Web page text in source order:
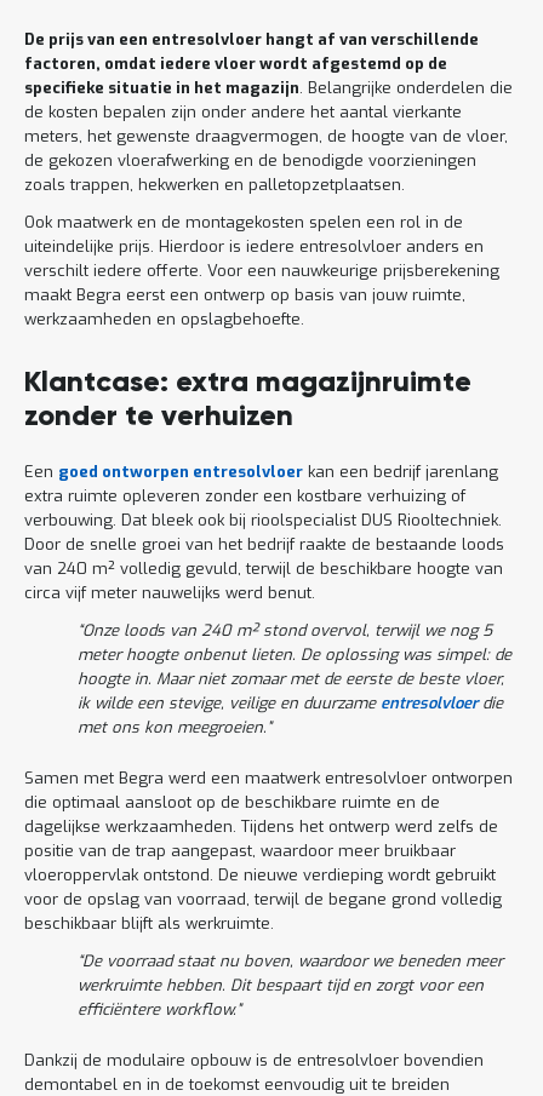
De prijs van een entresolvloer hangt af van verschillende
factoren, omdat iedere vloer wordt afgestemd op de
specifieke situatie in het magazijn. Belangrijke onderdelen die
de kosten bepalen zijn onder andere het aantal vierkante
meters, het gewenste draagvermogen, de hoogte van de vloer,
de gekozen vloerafwerking en de benodigde voorzieningen
zoals trappen, hekwerken en palletopzetplaatsen.
Ook maatwerk en de montagekosten spelen een rol in de
uiteindelijke prijs. Hierdoor is iedere entresolvloer anders en
verschilt iedere offerte. Voor een nauwkeurige prijsberekening
maakt Begra eerst een ontwerp op basis van jouw ruimte,
werkzaamheden en opslagbehoefte.
Klantcase: extra magazijnruimte
zonder te verhuizen
Een goed ontworpen entresolvloer kan een bedrijf jarenlang
extra ruimte opleveren zonder een kostbare verhuizing of
verbouwing. Dat bleek ook bij rioolspecialist DUS Riooltechniek.
Door de snelle groei van het bedrijf raakte de bestaande loods
van 240 m² volledig gevuld, terwijl de beschikbare hoogte van
circa vijf meter nauwelijks werd benut.
“Onze loods van 240 m² stond overvol, terwijl we nog 5
meter hoogte onbenut lieten. De oplossing was simpel: de
hoogte in. Maar niet zomaar met de eerste de beste vloer,
ik wilde een stevige, veilige en duurzame entresolvloerdie
met ons kon meegroeien.”
Samen met Begra werd een maatwerk entresolvloer ontworpen
die optimaal aansloot op de beschikbare ruimte en de
dagelijkse werkzaamheden. Tijdens het ontwerp werd zelfs de
positie van de trap aangepast, waardoor meer bruikbaar
vloeroppervlak ontstond. De nieuwe verdieping wordt gebruikt
voor de opslag van voorraad, terwijl de begane grond volledig
beschikbaar blijft als werkruimte.
“De voorraad staat nu boven, waardoor we beneden meer
werkruimte hebben. Dit bespaart tijd en zorgt voor een
efficiëntere workflow.”
Dankzij de modulaire opbouw is de entresolvloer bovendien
demontabel en in de toekomst eenvoudig uit te breiden